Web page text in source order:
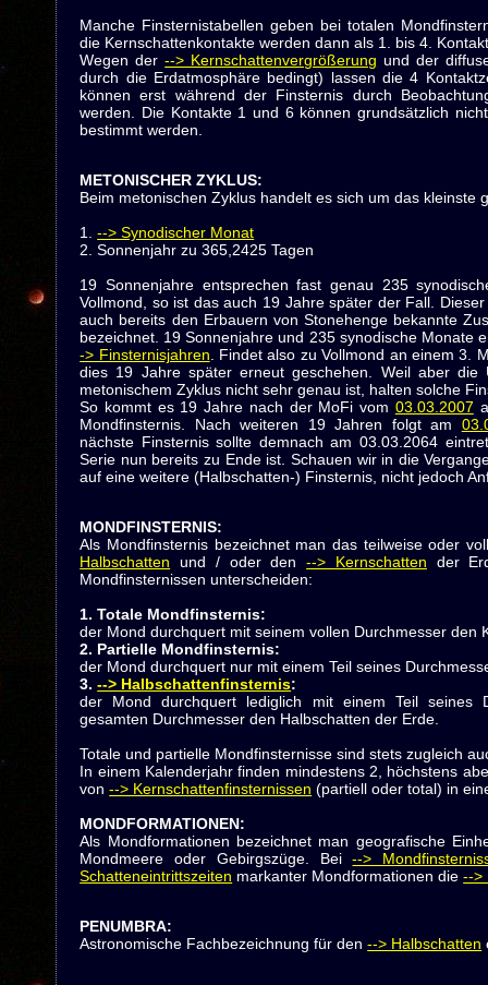
Manche Finsternistabellen geben bei totalen
die Kernschattenkontakte werden dann als 1. bis 4.
Wegen der--> Kernschattenvergrößerung und der
durch die Erdatmosphäre bedingt) lassen die 4
können erst während der Finsternis durch
werden. Die Kontakte 1 und 6 können grundsätzlich
bestimmt werden.
METONISCHER ZYKLUS:
Beim metonischen Zyklus handelt es sich um das kleinste
1.--> Synodischer Monat
2. Sonnenjahr zu 365,2425 Tagen
19 Sonnenjahre entsprechen fast genau 235
Vollmond, so ist das auch 19 Jahre später der Fall.
auch bereits den Erbauern von Stonehenge bekannte
bezeichnet. 19 Sonnenjahre und 235 synodische Monate
-> Finsternisjahren . Findet also zu Vollmond an einem 3.
dies 19 Jahre später erneut geschehen. Weil aber die
metonischem Zyklus nicht sehr genau ist, halten solche
So kommt es 19 Jahre nach der MoFi vom 03.03.2007
Mondfinsternis. Nach weiteren 19 Jahren folgt am
nächste Finsternis sollte demnach am 03.03.2064
Serie nun bereits zu Ende ist. Schauen wir in die
auf eine weitere (Halbschatten-) Finsternis, nicht jedoch
MONDFINSTERNIS:
Als Mondfinsternis bezeichnet man das teilweise oder
Halbschatten und / oder den--> Kernschatten der
Mondfinsternissen unterscheiden:
1. Totale Mondfinsternis:
der Mond durchquert mit seinem vollen Durchmesser den
2. Partielle Mondfinsternis:
der Mond durchquert nur mit einem Teil seines
3.--> Halbschattenfinsternis:
der Mond durchquert lediglich mit einem Teil seines
gesamten Durchmesser den Halbschatten der Erde.
Totale und partielle Mondfinsternisse sind stets zugleich
In einem Kalenderjahr finden mindestens 2, höchstens
von--> Kernschattenfinsternissen (partiell oder total) in
MONDFORMATIONEN:
Als Mondformationen bezeichnet man geografische
Mondmeere oder Gebirgszüge. Bei-->
Schatteneintrittszeiten markanter Mondformationen die-->
PENUMBRA:
Astronomische Fachbezeichnung für den--> Halbschatten